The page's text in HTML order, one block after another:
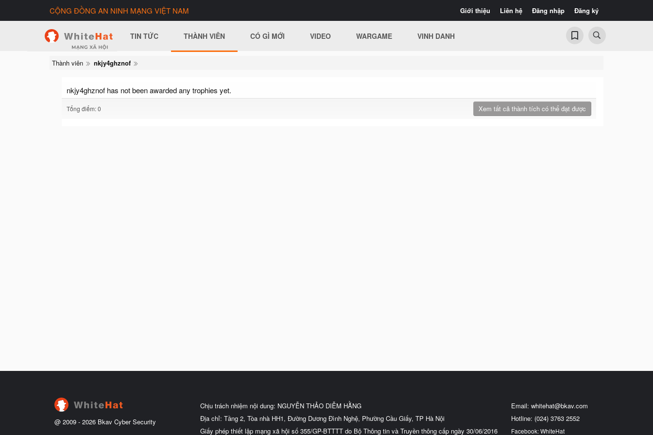
Giới thiệu Liên hệ Đăng nhập Đăng ký
CỘNG ĐỒNG AN NINH MẠNG VIỆT NAM
TIN TỨC THÀNH VIÊN CÓ GÌ MỚI VIDEO WARGAME VINH DANH
Thành viên nkjy4ghznof
nkjy4ghznof has not been awarded any trophies yet.
Tổng điểm: 0 Xem tất cả thành tích có thể đạt được
@ 2009 - 2026 Bkav Cyber Security
Chịu trách nhiệm nội dung: NGUYỄN THẢO DIỄM HẰNG
Địa chỉ: Tầng 2, Tòa nhà HH1, Đường Dương Đình Nghệ, Phường Cầu Giấy, TP Hà Nội
Giấy phép thiết lập mạng xã hội số 355/GP-BTTTT do Bộ Thông tin và Truyền thông cấp ngày 30/06/2016
Email: whitehat@bkav.com
Hotline: (024) 3763 2552
Facebook: WhiteHat